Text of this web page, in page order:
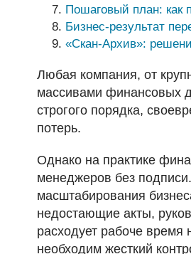
Пошаговый план: как
Бизнес-результат
«Скан-Архив»:
Любая компания, от
массивами финансовых
строгого порядка,
потерь.
Однако на практике
менеджеров без
масштабирования
недостающие акты,
расходует рабоче время
необходим жесткий